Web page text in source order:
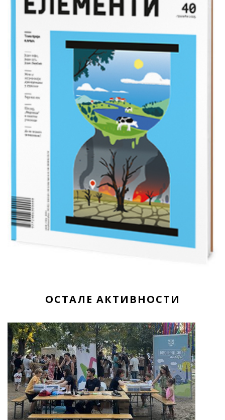
ОСТАЛЕ АКТИВНОСТИ